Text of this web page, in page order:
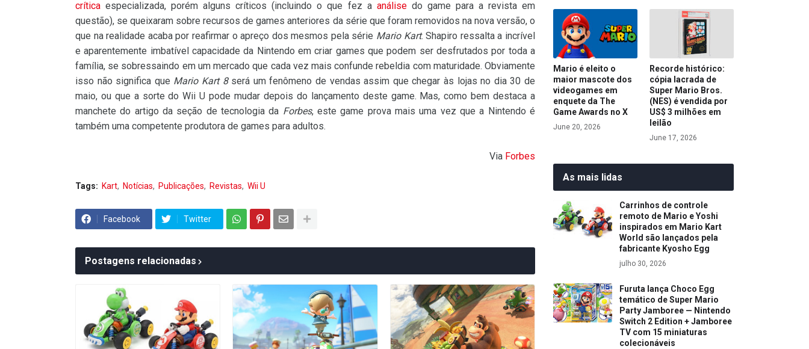
crítica especializada, porém alguns críticos (incluindo o que fez a análisedo game para a revista em
questão), se queixaram sobre recursos de games anteriores da série que foram removidos na nova versão, o
que na realidade acaba por reafirmar o apreço dos mesmos pela série Mario Kart. Shapiro ressalta a incrível
e aparentemente imbatível capacidade da Nintendo em criar games que podem ser desfrutados por toda a
família, se sobressaindo em um mercado que cada vez mais confunde rebeldia com maturidade. Obviamente
isso não significa que Mario Kart 8será um fenômeno de vendas assim que chegar às lojas no dia 30 de
maio, ou que a sorte do Wii U pode mudar depois do lançamento deste game. Mas, como bem destaca a
manchete do artigo da seção de tecnologia da Forbes, este game prova mais uma vez que a Nintendo é
também uma competente produtora de games para adultos.
Via Forbes
Tags: Kart Notícias Publicações Revistas Wii U
Facebook Twitter
Postagens relacionadas
Mario é eleito o
maior mascote dos
videogames em
enquete da The
Game Awards no X
June 20, 2026
Recorde histórico:
cópia lacrada de
Super Mario Bros.
(NES) é vendida por
US$ 3 milhões em
leilão
June 17, 2026
As mais lidas
Carrinhos de controle
remoto de Mario e Yoshi
inspirados em Mario Kart
World são lançados pela
fabricante Kyosho Egg
julho 30, 2026
Furuta lança Choco Egg
temático de Super Mario
Party Jamboree — Nintendo
Switch 2 Edition + Jamboree
TV com 15 miniaturas
colecionáveis